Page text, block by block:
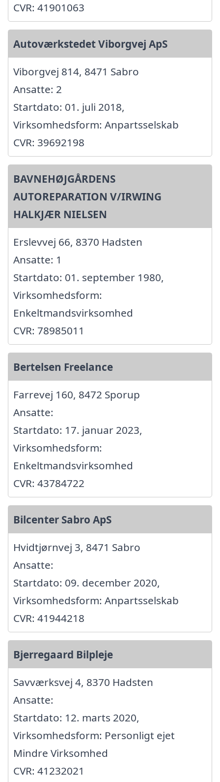
CVR: 41901063
Autoværkstedet Viborgvej ApS
Viborgvej 814, 8471 Sabro
Ansatte: 2
Startdato: 01. juli 2018,
Virksomhedsform: Anpartsselskab
CVR: 39692198
BAVNEHØJGÅRDENS
AUTOREPARATION V/IRWING
HALKJÆR NIELSEN
Erslevvej 66, 8370 Hadsten
Ansatte: 1
Startdato: 01. september 1980,
Virksomhedsform:
Enkeltmandsvirksomhed
CVR: 78985011
Bertelsen Freelance
Farrevej 160, 8472 Sporup
Ansatte:
Startdato: 17. januar 2023,
Virksomhedsform:
Enkeltmandsvirksomhed
CVR: 43784722
Bilcenter Sabro ApS
Hvidtjørnvej 3, 8471 Sabro
Ansatte:
Startdato: 09. december 2020,
Virksomhedsform: Anpartsselskab
CVR: 41944218
Bjerregaard Bilpleje
Savværksvej 4, 8370 Hadsten
Ansatte:
Startdato: 12. marts 2020,
Virksomhedsform: Personligt ejet
Mindre Virksomhed
CVR: 41232021